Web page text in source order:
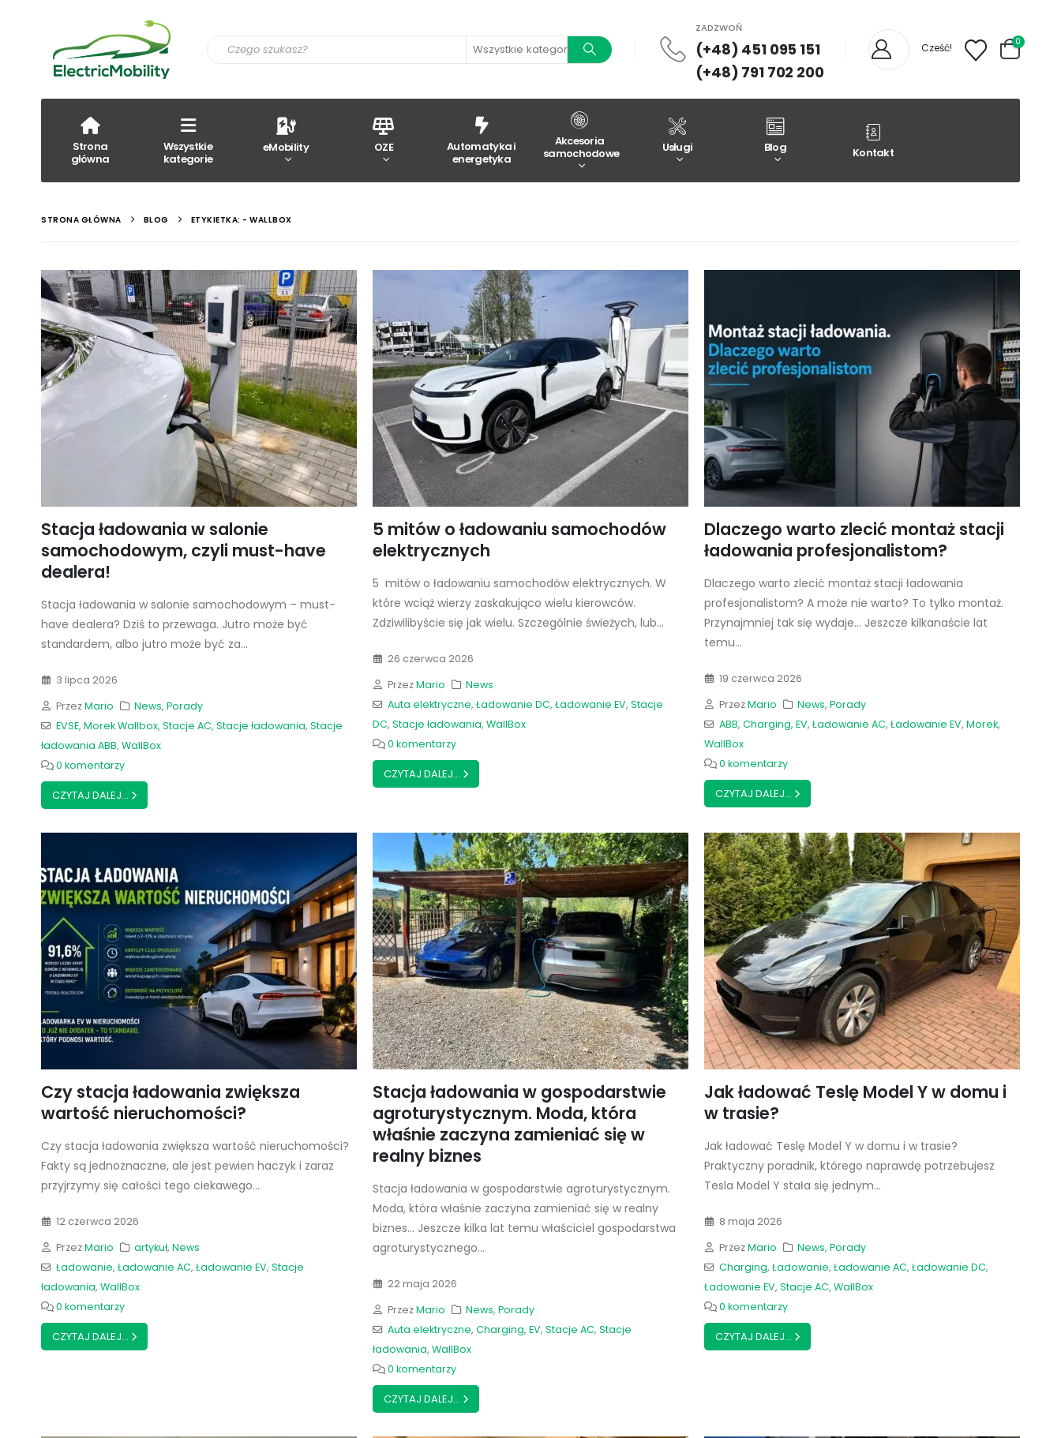
Wszystkie kategorie
ZADZWOŃ
(+48) 451 095 151
(+48) 791 702 200
Cześć! 0
Strona
główna
Wszystkie
kategorie
eMobility OZE
Automatyka i
energetyka
Akcesoria
samochodowe
Usługi Blog Kontakt
STRONA GŁÓWNA BLOG ETYKIETKA: - WALLBOX
Stacja ładowania w salonie
samochodowym, czyli must-have
dealera!
Stacja ładowania w salonie samochodowym – must-
have dealera? Dziś to przewaga. Jutro może być
standardem, albo jutro może być za...
3 lipca 2026
PrzezMario News,Porady
EVSE, Morek Wallbox, Stacje AC, Stacje ładowania, Stacje
ładowania ABB, WallBox
0 komentarzy
CZYTAJ DALEJ...
5 mitów o ładowaniu samochodów
elektrycznych
5 mitów o ładowaniu samochodów elektrycznych. W
które wciąż wierzy zaskakująco wielu kierowców.
Zdziwilibyście się jak wielu. Szczególnie świeżych, lub...
26 czerwca 2026
PrzezMario
News
Auta elektryczne, Ładowanie DC, Ładowanie EV, Stacje
DC, Stacje ładowania, WallBox
0 komentarzy
CZYTAJ DALEJ...
Dlaczego warto zlecić montaż stacji
ładowania profesjonalistom?
Dlaczego warto zlecić montaż stacji ładowania
profesjonalistom? A może nie warto? To tylko montaż.
Przynajmniej tak się wydaje... Jeszcze kilkanaście lat
temu...
19 czerwca 2026
PrzezMario News,Porady
ABB, Charging, EV, Ładowanie AC, Ładowanie EV, Morek,
WallBox
0 komentarzy
CZYTAJ DALEJ...
Czy stacja ładowania zwiększa
wartość nieruchomości?
Czy stacja ładowania zwiększa wartość nieruchomości?
Fakty są jednoznaczne, ale jest pewien haczyk i zaraz
przyjrzymy się całości tego ciekawego...
12 czerwca 2026
PrzezMario artykuł,News
Ładowanie, Ładowanie AC, Ładowanie EV, Stacje
ładowania, WallBox
0 komentarzy
CZYTAJ DALEJ...
Stacja ładowania w gospodarstwie
agroturystycznym. Moda, która
właśnie zaczyna zamieniać się w
realny biznes
Stacja ładowania w gospodarstwie agroturystycznym.
Moda, która właśnie zaczyna zamieniać się w realny
biznes... Jeszcze kilka lat temu właściciel gospodarstwa
agroturystycznego...
22 maja 2026
PrzezMario News,Porady
Auta elektryczne, Charging, EV, Stacje AC, Stacje
ładowania, WallBox
0 komentarzy
CZYTAJ DALEJ...
Jak ładować Teslę Model Y w domu i
w trasie?
Jak ładować Teslę Model Y w domu i w trasie?
Praktyczny poradnik, którego naprawdę potrzebujesz
Tesla Model Y stała się jednym...
8 maja 2026
PrzezMario News,Porady
Charging, Ładowanie, Ładowanie AC, Ładowanie DC,
Ładowanie EV, Stacje AC, WallBox
0 komentarzy
CZYTAJ DALEJ...